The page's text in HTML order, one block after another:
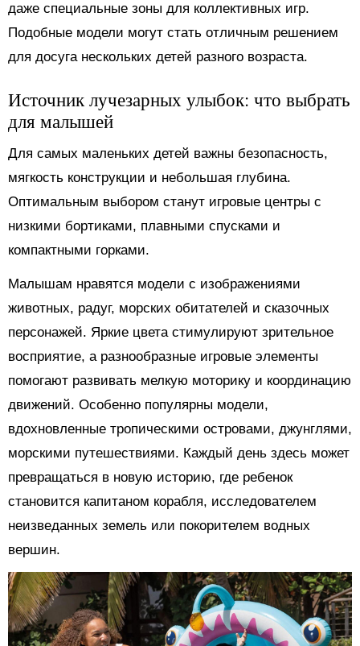
даже специальные зоны для коллективных игр.
Подобные модели могут стать отличным решением
для досуга нескольких детей разного возраста.
Источник лучезарных улыбок: что выбрать
для малышей
Для самых маленьких детей важны безопасность,
мягкость конструкции и небольшая глубина.
Оптимальным выбором станут игровые центры с
низкими бортиками, плавными спусками и
компактными горками.
Малышам нравятся модели с изображениями
животных, радуг, морских обитателей и сказочных
персонажей. Яркие цвета стимулируют зрительное
восприятие, а разнообразные игровые элементы
помогают развивать мелкую моторику и координацию
движений. Особенно популярны модели,
вдохновленные тропическими островами, джунглями,
морскими путешествиями. Каждый день здесь может
превращаться в новую историю, где ребенок
становится капитаном корабля, исследователем
неизведанных земель или покорителем водных
вершин.